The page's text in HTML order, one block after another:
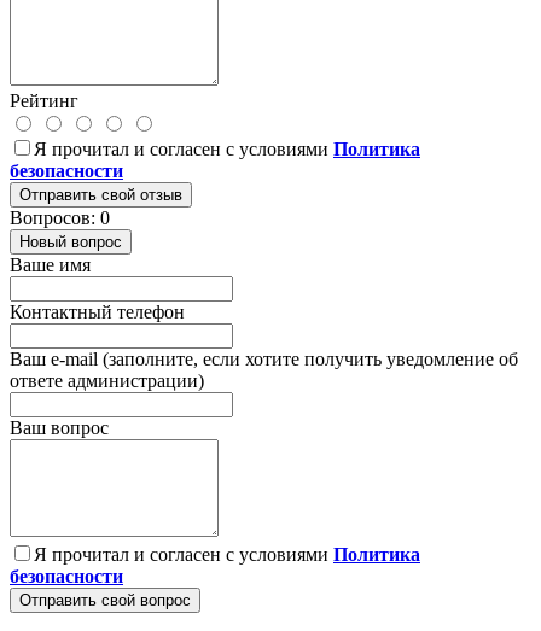
Рейтинг
Я прочитал и согласен с условиями Политика
безопасности
Отправить свой отзыв
Вопросов: 0
Новый вопрос
Ваше имя
Контактный телефон
Ваш e-mail (заполните, если хотите получить уведомление об
ответе администрации)
Ваш вопрос
Я прочитал и согласен с условиями Политика
безопасности
Отправить свой вопрос